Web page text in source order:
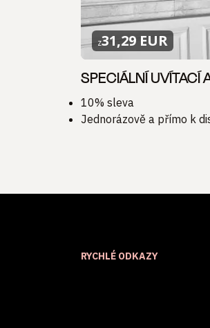
z31,29 EUR
SPECIÁLNÍ UVÍTACÍ
10% sleva
Jednorázově a přímo k
RYCHLÉ ODKAZY